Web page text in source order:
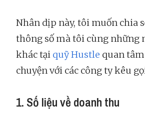
Nhân dịp này, tôi muốn chia
thông số mà tôi cùng những
khác tại quỹ Hustle quan
chuyện với các công ty kêu
1. Số liệu về doanh thu